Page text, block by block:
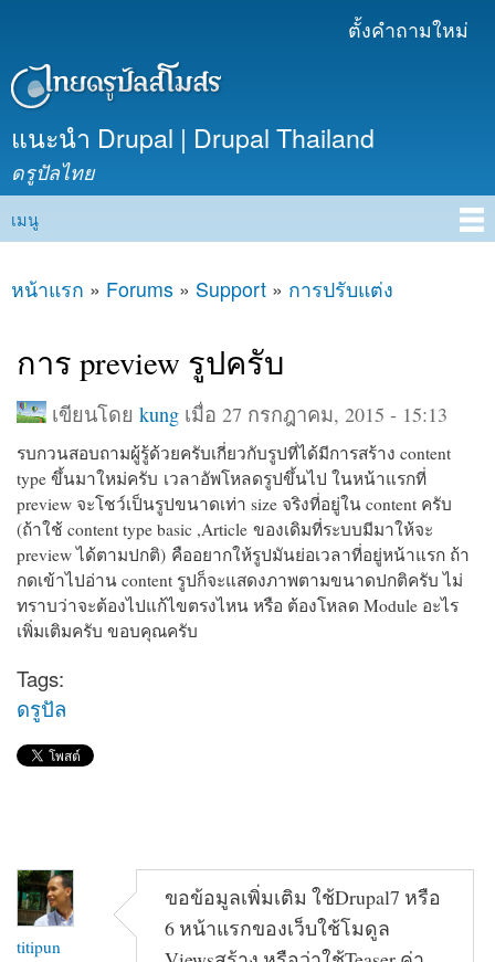
เนื้อหา
ตั้งคำถามใหม่
แนะนำ Drupal | Drupal Thailand
ดรูปัลไทย
Main menu
เมนู
คุณอยู่ที่นี่
หน้าแรก » Forums » Support » การปรับแต่ง
การ preview รูปครับ
เขียนโดย kungเมื่อ 27 กรกฎาคม, 2015 - 15:13
รบกวนสอบถามผู้รู้ด้วยครับเกี่ยวกับรูปที่ได้มีการสร้าง content
type ขึ้นมาใหม่ครับ เวลาอัพโหลดรูปขึ้นไป ในหน้าแรกที่
preview จะโชว์เป็นรูปขนาดเท่า size จริงที่อยู่ใน content ครับ
(ถ้าใช้ content type basic ,Article ของเดิมที่ระบบมีมาให้จะ
preview ได้ตามปกติ) คืออยากให้รูปมันย่อเวลาที่อยู่หน้าแรก ถ้า
กดเข้าไปอ่าน content รูปก็จะแสดงภาพตามขนาดปกติครับ ไม่
ทราบว่าจะต้องไปแก้ไขตรงไหน หรือ ต้องโหลด Module อะไร
เพิ่มเติมครับ ขอบคุณครับ
Tags:
ดรูปัล
titipun
ขอข้อมูลเพิ่มเติม ใช้Drupal7 หรือ
6 หน้าแรกของเว็บใช้โมดูล